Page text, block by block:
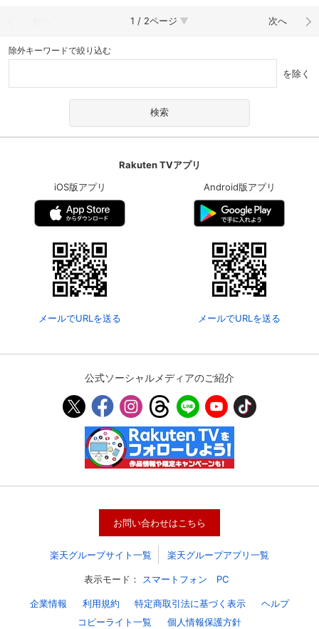
1 / 2ページ 次へ
除外キーワードで絞り込む
を除く
Rakuten TVアプリ
iOS版アプリ
メールでURLを送る
Android版アプリ
メールでURLを送る
公式ソーシャルメディアのご紹介
お問い合わせはこちら
楽天グループサイト一覧 楽天グループアプリ一覧
表示モード： スマートフォン PC
企業情報 利用規約 特定商取引法に基づく表示
ヘルプ
コピーライト一覧
個人情報保護方針